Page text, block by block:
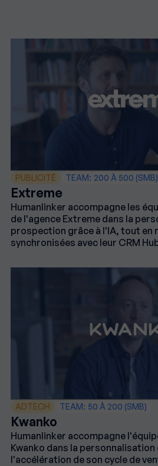
PUBLICITÉ TEAM: 200 À 500 (SMB)
Extreme
Humanlinker accompagne les
de l'agence Extreme dans la
prospection grâce à l'IA, tout
synchronisées avec leur CRM
ADTECH TEAM: 50 À 200 (SMB)
Kwanko
Humanlinker accompagne
Kwanko dans la
l'accélération de son cycle de